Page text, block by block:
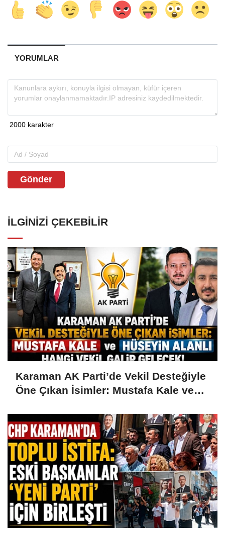
YORUMLAR
Gönder
İLGINIZI ÇEKEBILIR
Karaman AK Parti’de Vekil Desteğiyle
Öne Çıkan İsimler: Mustafa Kale ve